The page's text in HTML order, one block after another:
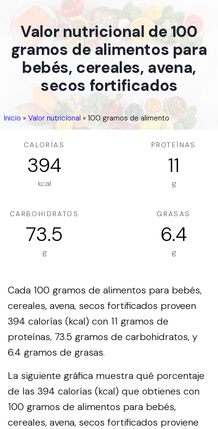
Valor nutricional de 100
gramos de alimentos para
bebés, cereales, avena,
secos fortificados
Inicio » Valor nutricional » 100 gramos de alimento
CALORÍAS
394
kcal
PROTEÍNAS
11
g
CARBOHIDRATOS
73.5
g
GRASAS
6.4
g
Cada 100 gramos de alimentos para bebés,
cereales, avena, secos fortificados proveen
394 calorías (kcal) con 11 gramos de
proteínas, 73.5 gramos de carbohidratos, y
6.4 gramos de grasas.
La siguiente gráfica muestra qué porcentaje
de las 394 calorías (kcal) que obtienes con
100 gramos de alimentos para bebés,
cereales, avena, secos fortificados proviene